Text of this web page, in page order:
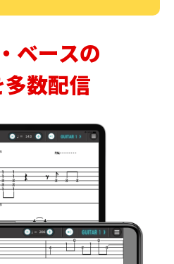
ベースの
数配信